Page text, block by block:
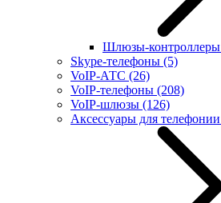
Шлюзы-контроллеры
Skype-телефоны (5)
VoIP-АТС (26)
VoIP-телефоны (208)
VoIP-шлюзы (126)
Аксессуары для телефонии